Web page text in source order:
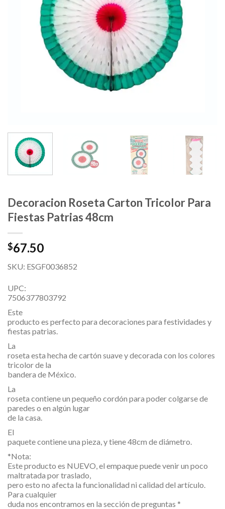
Decoracion Roseta Carton Tricolor Para
Fiestas Patrias 48cm
$67.50
SKU: ESGF0036852
UPC:
7506377803792
Este
producto es perfecto para decoraciones para festividades y
fiestas patrias.
La
roseta esta hecha de cartón suave y decorada con los colores
tricolor de la
bandera de México.
La
roseta contiene un pequeño cordón para poder colgarse de
paredes o en algún lugar
de la casa.
El
paquete contiene una pieza, y tiene 48cm de diámetro.
*Nota:
Este producto es NUEVO, el empaque puede venir un poco
maltratada por traslado,
pero esto no afecta la funcionalidad ni calidad del artículo.
Para cualquier
duda nos encontramos en la sección de preguntas *